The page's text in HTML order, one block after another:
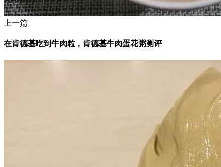
上一篇
在肯德基吃到牛肉粒，肯德基牛肉蛋花粥测评